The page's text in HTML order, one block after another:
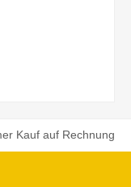
Kauf auf Rechnung